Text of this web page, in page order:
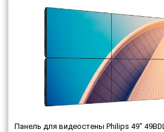
Панель для видеостены Philips 49"